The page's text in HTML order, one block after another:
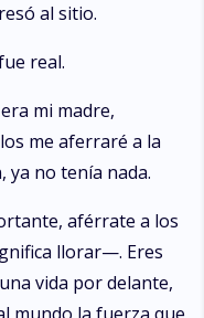
al sitio.
real.
mi madre,
me aferraré a la
ya no tenía nada.
aférrate a los
llorar—. Eres
vida por delante,